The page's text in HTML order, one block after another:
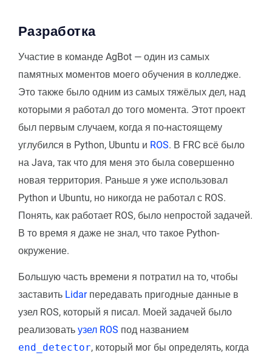
Разработка
Участие в команде AgBot — один из самых
памятных моментов моего обучения в колледже.
Это также было одним из самых тяжёлых дел, над
которыми я работал до того момента. Этот проект
был первым случаем, когда я по-настоящему
углубился в Python, Ubuntu и ROS. В FRC всё было
на Java, так что для меня это была совершенно
новая территория. Раньше я уже использовал
Python и Ubuntu, но никогда не работал с ROS.
Понять, как работает ROS, было непростой задачей.
В то время я даже не знал, что такое Python-
окружение.
Большую часть времени я потратил на то, чтобы
заставить Lidarпередавать пригодные данные в
узел ROS, который я писал. Моей задачей было
реализовать узел ROS под названием
end_detector, который мог бы определять, когда